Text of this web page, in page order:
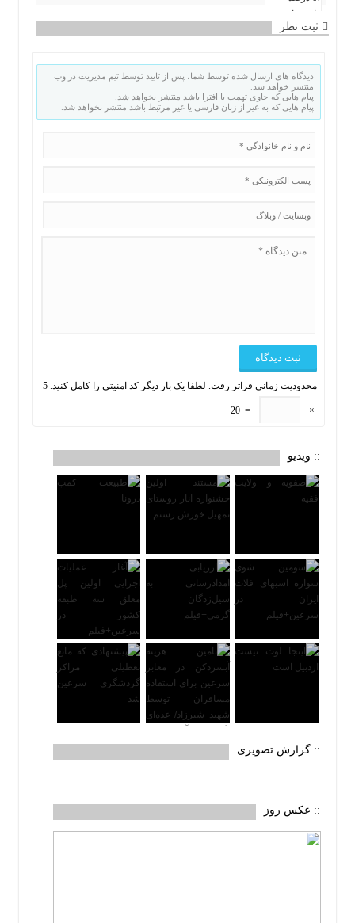
ثبت نظر
دیدگاه های ارسال شده توسط شما، پس از تایید توسط تیم مدیریت در وب
منتشر خواهد شد.
پیام هایی که حاوی تهمت یا افترا باشد منتشر نخواهد شد.
پیام هایی که به غیر از زبان فارسی یا غیر مرتبط باشد منتشر نخواهد شد.
محدودیت زمانی فراتر رفت. لطفا یک بار دیگر کد امنیتی را کامل کنید. 5
×
=
20
:: ویدیو
:: گزارش تصویری
:: عکس روز